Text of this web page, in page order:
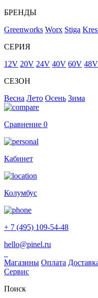
БРЕНДЫ
Greenworks Worx Stiga
СЕРИЯ
12V 20V 24V 40V 60V 48V
СЕЗОН
Весна Лето Осень Зима
Сравнение 0
Кабинет
Колумбус
+ 7 (495) 109-54-48
hello@pinel.ru
Магазины Оплата
Сервис
Поиск